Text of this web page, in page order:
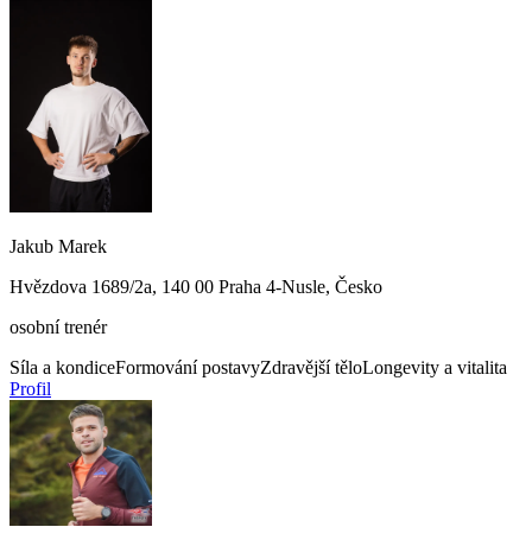
Jakub Marek
Hvězdova 1689/2a, 140 00 Praha 4-Nusle, Česko
osobní trenér
Síla a kondiceFormování postavyZdravější těloLongevity a vitalita
Profil